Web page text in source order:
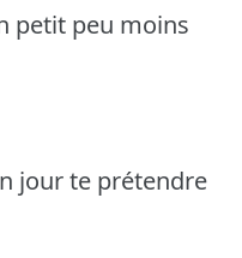
petit peu moins
jour te prétendre